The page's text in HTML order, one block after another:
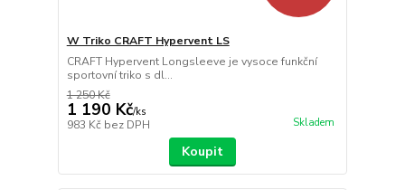
W Triko CRAFT Hypervent LS
CRAFT Hypervent Longsleeve je vysoce funkční
sportovní triko s dl...
1 250 Kč
1 190 Kč/ks
983 Kč bez DPH Skladem
Koupit